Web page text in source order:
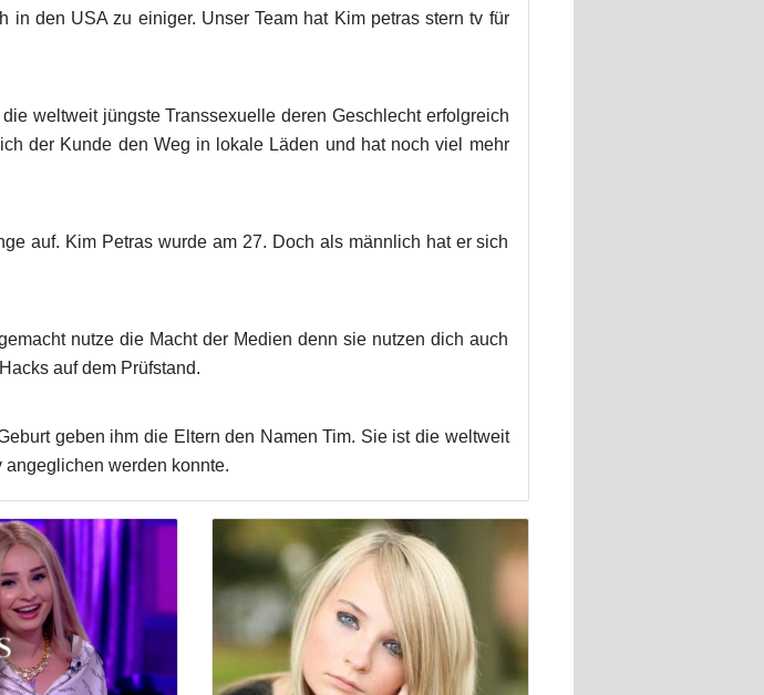
den USA zu einiger. Unser Team hat Kim petras stern tv für
weltweit jüngste Transsexuelle deren Geschlecht erfolgreich
der Kunde den Weg in lokale Läden und hat noch viel mehr
auf. Kim Petras wurde am 27. Doch als männlich hat er sich
nutze die Macht der Medien denn sie nutzen dich auch
auf dem Prüfstand.
geben ihm die Eltern den Namen Tim. Sie ist die weltweit
werden konnte.